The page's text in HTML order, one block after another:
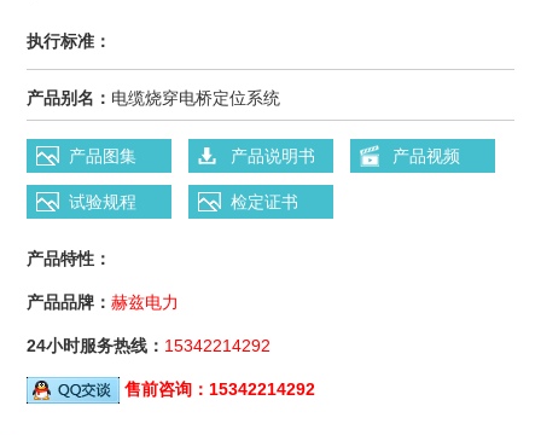
执行标准：
产品别名： 电缆烧穿电桥定位系统
产品图集 产品说明书 产品视频
试验规程 检定证书
产品特性：
产品品牌：赫兹电力
24小时服务热线： 15342214292
售前咨询： 15342214292